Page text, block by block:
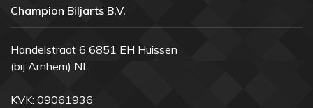
Champion Biljarts B.V.
Handelstraat 6 6851 EH Huissen
(bij Arnhem) NL
KVK: 09061936